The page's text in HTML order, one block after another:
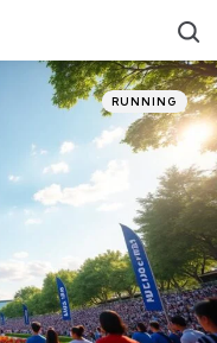
Categories
Posted
in
RUNNING